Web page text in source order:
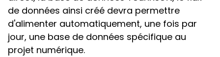
de données ainsi créé devra permettre
d'alimenter automatiquement, une fois par
jour, une base de données spécifique au
projet numérique.